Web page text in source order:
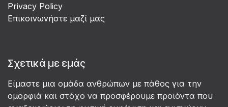
Privacy Policy
Επικοινωνήστε μαζί μας
Σχετικά με εμάς
Είμαστε μια ομάδα ανθρώπων με πάθος για την
ομορφιά και στόχο να προσφέρουμε προϊόντα που